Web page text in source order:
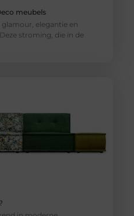
meubels
glamour, elegantie en
stroming, die in de